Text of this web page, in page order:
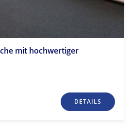
mit hochwertiger
DETAILS